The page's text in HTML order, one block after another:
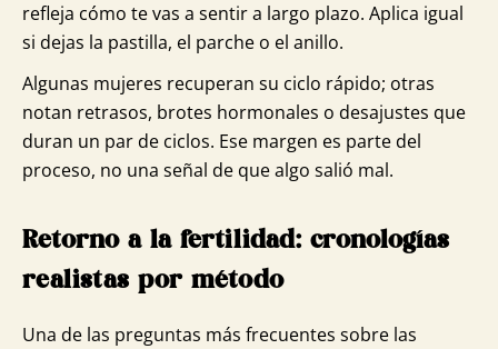
refleja cómo te vas a sentir a largo plazo. Aplica igual
si dejas la pastilla, el parche o el anillo.
Algunas mujeres recuperan su ciclo rápido; otras
notan retrasos, brotes hormonales o desajustes que
duran un par de ciclos. Ese margen es parte del
proceso, no una señal de que algo salió mal.
Retorno a la fertilidad: cronologías
realistas por método
Una de las preguntas más frecuentes sobre las